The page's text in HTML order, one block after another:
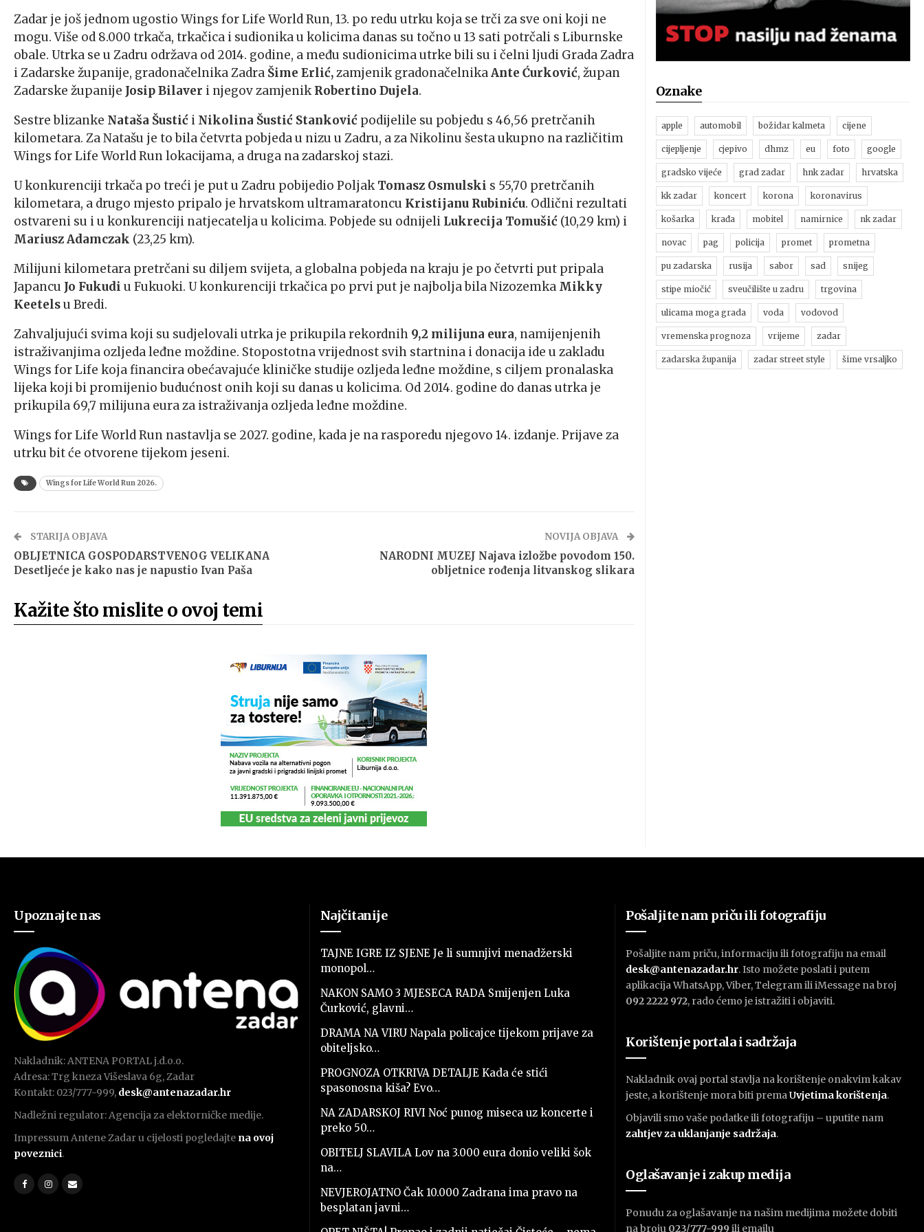
Zadar je još jednom ugostio Wings for Life World Run, 13. po redu utrku koja se trči za sve oni koji ne
mogu. Više od 8.000 trkača, trkačica i sudionika u kolicima danas su točno u 13 sati potrčali s Liburnske
obale. Utrka se u Zadru održava od 2014. godine, a među sudionicima utrke bili su i čelni ljudi Grada Zadra
i Zadarske županije, gradonačelnika Zadra Šime Erlić,zamjenik gradonačelnikaAnte Ćurković, župan
Zadarske županije JosipBilaver i njegov zamjenikRobertino Dujela.
Sestre blizanke Nataša Šustić i Nikolina Šustić Stanković podijelile su pobjedu s 46,56 pretrčanih
kilometara. Za Natašu je to bila četvrta pobjeda u nizu u Zadru, a za Nikolinu šesta ukupno na različitim
Wings for Life World Run lokacijama, a druga na zadarskoj stazi.
U konkurenciji trkača po treći je put u Zadru pobijedio PoljakTomasz Osmulski s 55,70 pretrčanih
kilometara, a drugo mjesto pripalo je hrvatskom ultramaratoncu Kristijanu Rubiniću. Odlični rezultati
ostvareni su i u konkurenciji natjecatelja u kolicima. Pobjede su odnijeli Lukrecija Tomušić (10,29 km) i
Mariusz Adamczak (23,25 km).
Milijuni kilometara pretrčani su diljem svijeta, a globalna pobjeda na kraju je po četvrti put pripala
Japancu Jo Fukudi u Fukuoki. U konkurenciji trkačica po prvi put je najbolja bila Nizozemka Mikky
Keetelsu Bredi.
Zahvaljujući svima koji su sudjelovali utrka je prikupila rekordnih 9,2 milijuna eura, namijenjenih
istraživanjima ozljeda leđne moždine. Stopostotna vrijednost svih startnina i donacija ide u zakladu
Wings for Life koja financira obećavajuće kliničke studije ozljeda leđne moždine, s ciljem pronalaska
lijeka koji bi promijenio budućnost onih koji su danas u kolicima. Od 2014. godine do danas utrka je
prikupila 69,7 milijuna eura za istraživanja ozljeda leđne moždine.
Wings for Life World Run nastavlja se 2027. godine, kada je na rasporedu njegovo 14. izdanje. Prijave za
utrku bit će otvorene tijekom jeseni.
Wings for Life World Run 2026.
STARIJA OBJAVA
OBLJETNICA GOSPODARSTVENOG VELIKANA
Desetljeće je kako nas je napustio Ivan Paša
NOVIJA OBJAVA
NARODNI MUZEJ Najava izložbe povodom 150.
obljetnice rođenja litvanskog slikara
Kažite što mislite o ovoj temi
Oznake
apple automobil božidar kalmeta cijene
cijepljenje cjepivo dhmz eu foto google
gradsko vijeće grad zadar hnk zadar hrvatska
kk zadar koncert korona koronavirus
košarka krađa mobitel namirnice nk zadar
novac pag policija promet prometna
pu zadarska rusija sabor sad snijeg
stipe miočić sveučilište u zadru trgovina
ulicama moga grada voda vodovod
vremenska prognoza vrijeme zadar
zadarska županija zadar street style šime vrsaljko
Upoznajte nas
Nakladnik: ANTENA PORTAL j.d.o.o.
Adresa: Trg kneza Višeslava 6g, Zadar
Kontakt: 023/777-999, desk@antenazadar.hr
Nadležni regulator: Agencija za elektorničke medije.
Impressum Antene Zadar u cijelosti pogledajte na ovoj
poveznici.
Najčitanije
TAJNE IGRE IZ SJENE Je li sumnjivi menadžerski
monopol…
NAKON SAMO 3 MJESECA RADA Smijenjen Luka
Čurković, glavni…
DRAMA NA VIRU Napala policajce tijekom prijave za
obiteljsko…
PROGNOZA OTKRIVA DETALJE Kada će stići
spasonosna kiša? Evo…
NA ZADARSKOJ RIVI Noć punog miseca uz koncerte i
preko 50…
OBITELJ SLAVILA Lov na 3.000 eura donio veliki šok
na…
NEVJEROJATNO Čak 10.000 Zadrana ima pravo na
besplatan javni…
Pošaljite nam priču ili fotografiju
Pošaljite nam priču, informaciju ili fotografiju na email
desk@antenazadar.hr. Isto možete poslati i putem
aplikacija WhatsApp, Viber, Telegram ili iMessage na broj
092 2222 972, rado ćemo je istražiti i objaviti.
Korištenje portala i sadržaja
Nakladnik ovaj portal stavlja na korištenje onakvim kakav
jeste, a korištenje mora biti premaUvjetima korištenja.
Objavili smo vaše podatke ili fotografiju – uputite nam
zahtjev za uklanjanje sadržaja.
Oglašavanje i zakup medija
Ponudu za oglašavanje na našim medijima možete dobiti
na broju 023/777-999 ili emailu